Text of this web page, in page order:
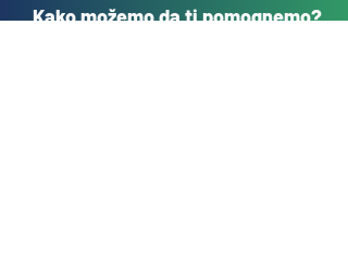
Kako možemo da ti pomognemo?